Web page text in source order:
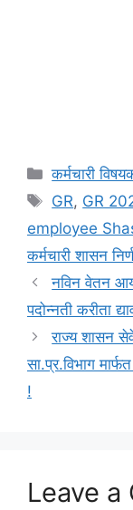
Categories
कर्मचारी
Tags
GR, GR
employee
कर्मचारी शासन
नविन वेतन
पदोन्नती करीता
राज्य शासन
सा.प्र.विभाग
!
Leave a